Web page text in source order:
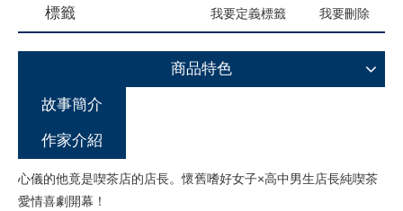
標籤 我要定義標籤 我要刪除
商品特色
故事簡介
作家介紹
心儀的他竟是喫茶店的店長。懷舊嗜好女子×高中男生店長純喫茶
愛情喜劇開幕！